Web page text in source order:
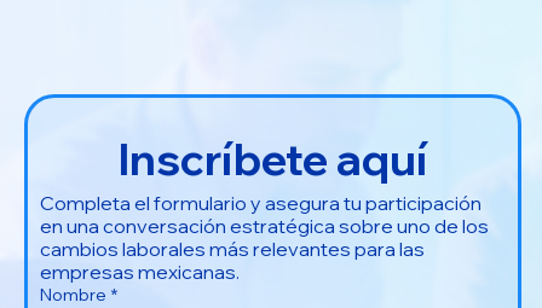
Inscríbete aquí
Completa el formulario y asegura tu participación
en una conversación estratégica sobre uno de los
cambios laborales más relevantes para las
empresas mexicanas.
Nombre *